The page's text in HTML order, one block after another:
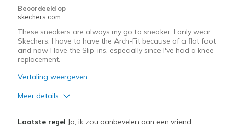
Width
Sizing
View On Shoes
I'm Really Into Shoes
Beoordeeld op
skechers.com
These sneakers are always my go to sneaker. I only wear
Skechers. I have to have the Arch-Fit because of a flat foot
and now I love the Slip-ins, especially since I've had a knee
replacement.
Vertaling weergeven
Meer details
Laatste regel Ja, ik zou aanbevelen aan een vriend